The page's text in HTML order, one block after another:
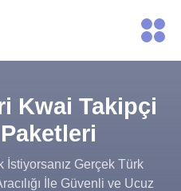
Kwai Takipçi
İstiyorsanız Gerçek Türk
İle Güvenli ve Ucuz